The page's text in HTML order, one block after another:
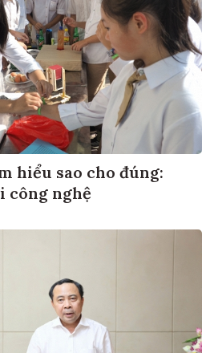
hiểu sao cho đúng:
công nghệ